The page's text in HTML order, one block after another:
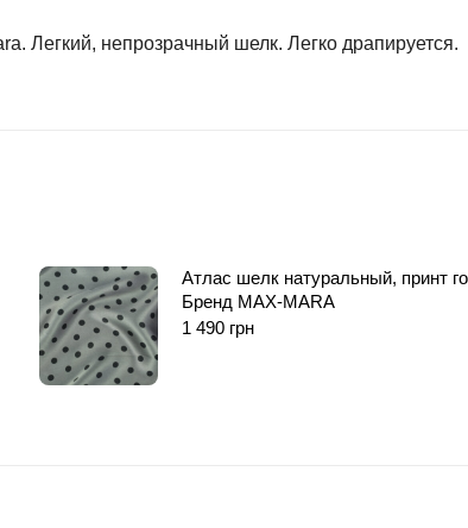
Легкий, непрозрачный шелк. Легко драпируется.
Атлас шелк натуральный, принт
Бренд MAX-MARA
1 490 грн